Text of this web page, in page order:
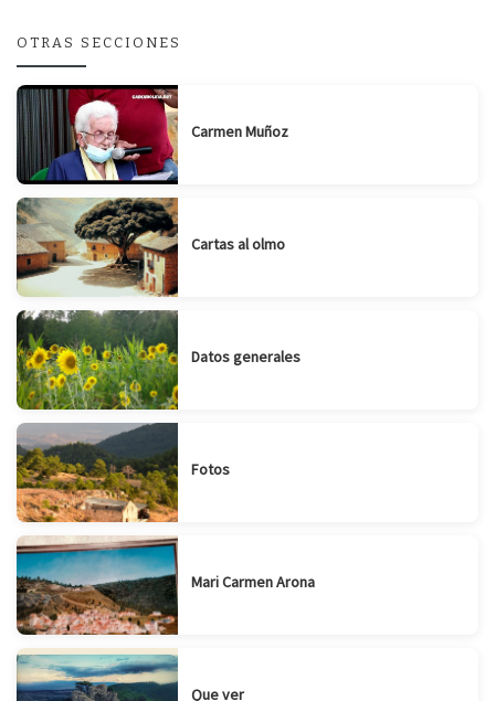
OTRAS SECCIONES
Carmen Muñoz
Cartas al olmo
Datos generales
Fotos
Mari Carmen Arona
Que ver